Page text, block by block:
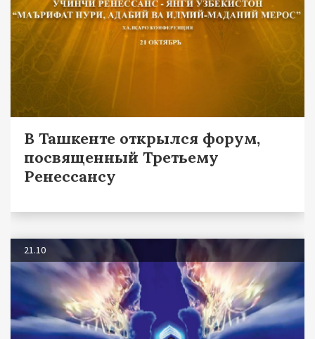
В Ташкенте открылся форум,
посвященный Третьему
Ренессансу
21.10